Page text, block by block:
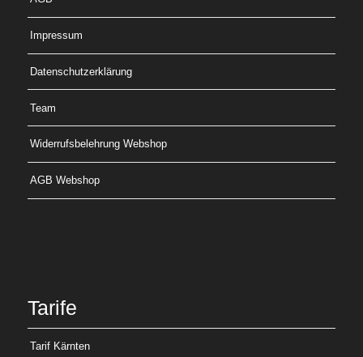
Impressum
Datenschutzerklärung
Team
Widerrufsbelehrung Webshop
AGB Webshop
Tarife
Tarif Kärnten